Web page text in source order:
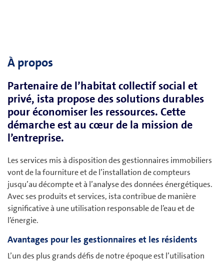
À propos
Partenaire de l’habitat collectif social et
privé, ista propose des solutions durables
pour économiser les ressources. Cette
démarche est au cœur de la mission de
l’entreprise.
Les services mis à disposition des gestionnaires immobiliers
vont de la fourniture et de l’installation de compteurs
jusqu’au décompte et à l’analyse des données énergétiques.
Avec ses produits et services, ista contribue de manière
significative à une utilisation responsable de l’eau et de
l’énergie.
Avantages pour les gestionnaires et les résidents
L’un des plus grands défis de notre époque est l’utilisation